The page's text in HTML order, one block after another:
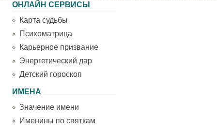
ОНЛАЙН СЕРВИСЫ
Карта судьбы
Психоматрица
Карьерное призвание
Энергетический дар
Детский гороскоп
ИМЕНА
Значение имени
Именины по святкам